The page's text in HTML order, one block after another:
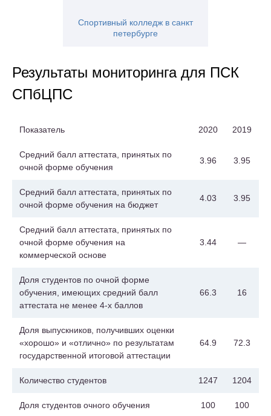
Спортивный колледж в санкт
петербурге
Результаты мониторинга для ПСК
СПбЦПС
Показатель 2020 2019
Средний балл аттестата, принятых по
очной форме обучения
3.96 3.95
Средний балл аттестата, принятых по
очной форме обучения на бюджет
4.03 3.95
Средний балл аттестата, принятых по
очной форме обучения на
коммерческой основе
3.44 —
Доля студентов по очной форме
обучения, имеющих средний балл
аттестата не менее 4-х баллов
66.3 16
Доля выпускников, получивших оценки
«хорошо» и «отлично» по результатам
государственной итоговой аттестации
64.9 72.3
Количество студентов 1247 1204
Доля студентов очного обучения 100 100